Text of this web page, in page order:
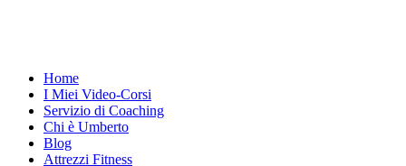
Home
I Miei Video-Corsi
Servizio di Coaching
Chi è Umberto
Blog
Attrezzi Fitness